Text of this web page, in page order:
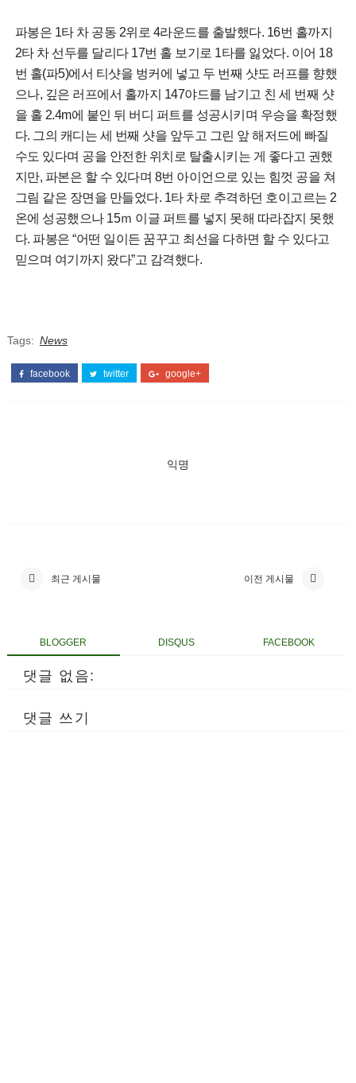
파봉은 1타 차 공동 2위로 4라운드를 출발했다. 16번 홀까지
2타 차 선두를 달리다 17번 홀 보기로 1타를 잃었다. 이어 18
번 홀(파5)에서 티샷을 벙커에 넣고 두 번째 샷도 러프를 향했
으나, 깊은 러프에서 홀까지 147야드를 남기고 친 세 번째 샷
을 홀 2.4m에 붙인 뒤 버디 퍼트를 성공시키며 우승을 확정했
다. 그의 캐디는 세 번째 샷을 앞두고 그린 앞 해저드에 빠질
수도 있다며 공을 안전한 위치로 탈출시키는 게 좋다고 권했
지만, 파본은 할 수 있다며 8번 아이언으로 있는 힘껏 공을 쳐
그림 같은 장면을 만들었다. 1타 차로 추격하던 호이고르는 2
온에 성공했으나 15ｍ 이글 퍼트를 넣지 못해 따라잡지 못했
다. 파봉은 “어떤 일이든 꿈꾸고 최선을 다하면 할 수 있다고
믿으며 여기까지 왔다”고 감격했다.
Tags: News
facebook twitter google+
익명
최근 게시물 이전 게시물
BLOGGER DISQUS FACEBOOK
댓글 없음:
댓글 쓰기